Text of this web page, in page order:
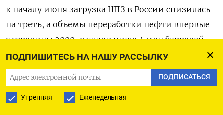
ПОДПИШИТЕСЬ НА НАШУ РАССЫЛКУ
ПОДПИСАТЬСЯ
Утренняя Еженедельная
к началу июня загрузка НПЗ в России снизилась
на треть, а объемы переработки нефти впервые
с середины 2000-х упали ниже 4 млн баррелей
в сутки, пооценкам Energy Intelligence.
Согласно Росстату, бензин дорожает
фронтально: рост цен зафиксирован в 78